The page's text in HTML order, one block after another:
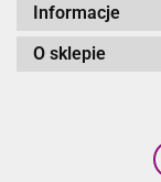
Informacje
O sklepie